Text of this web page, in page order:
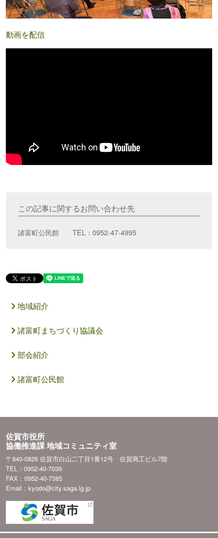
動画を配信
この記事に関するお問い合わせ先
諸富町公民館 TEL：0952-47-4995
地域紹介
諸富町まちづくり協議会
部会紹介
諸富町公民館
佐賀市役所
協働推進課 地域コミュニティ室
〒840-0826 佐賀市白山二丁目1番12号 佐賀商工ビル7階
TEL：0952-40-7039
FAX：0952-40-7385
Email：kyodo@city.saga.lg.jp